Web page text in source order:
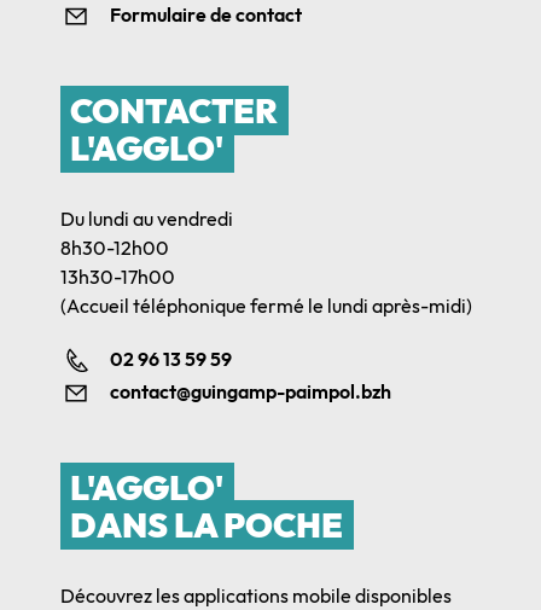
Formulaire de contact
CONTACTER
L'AGGLO'
Du lundi au vendredi
8h30-12h00
13h30-17h00
(Accueil téléphonique fermé le lundi après-midi)
02 96 13 59 59
contact@guingamp-paimpol.bzh
L'AGGLO'
DANS LA POCHE
Découvrez les applications mobile disponibles